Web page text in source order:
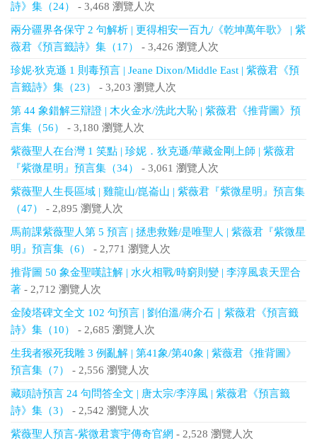
詩》集（24）
- 3,468 瀏覽人次
兩分疆界各保守 2 句解析 | 更得相安一百九/《乾坤萬年歌》 | 紫
薇君《預言籤詩》集（17）
- 3,426 瀏覽人次
珍妮‧狄克遜 1 則毒預言 | Jeane Dixon/Middle East | 紫薇君《預
言籤詩》集（23）
- 3,203 瀏覽人次
第 44 象錯解三辯證 | 木火金水/洗此大恥 | 紫薇君《推背圖》預
言集（56）
- 3,180 瀏覽人次
紫薇聖人在台灣 1 笑點 | 珍妮．狄克遜/華藏金剛上師 | 紫薇君
『紫微星明』預言集（34）
- 3,061 瀏覽人次
紫薇聖人生長區域 | 雞龍山/崑崙山 | 紫薇君『紫微星明』預言集
（47）
- 2,895 瀏覽人次
馬前課紫薇聖人第 5 預言 | 拯患救難/是唯聖人 | 紫薇君『紫微星
明』預言集（6）
- 2,771 瀏覽人次
推背圖 50 象金聖嘆註解 | 水火相戰/時窮則變 | 李淳風袁天罡合
著 - 2,712 瀏覽人次
金陵塔碑文全文 102 句預言 | 劉伯溫/蔣介石｜紫薇君《預言籤
詩》集（10）
- 2,685 瀏覽人次
生我者猴死我雕 3 例亂解 | 第41象/第40象 | 紫薇君《推背圖》
預言集（7）
- 2,556 瀏覽人次
藏頭詩預言 24 句問答全文 | 唐太宗/李淳風 | 紫薇君《預言籤
詩》集（3）
- 2,542 瀏覽人次
紫薇聖人預言-紫微君寰宇傳奇官網 - 2,528 瀏覽人次